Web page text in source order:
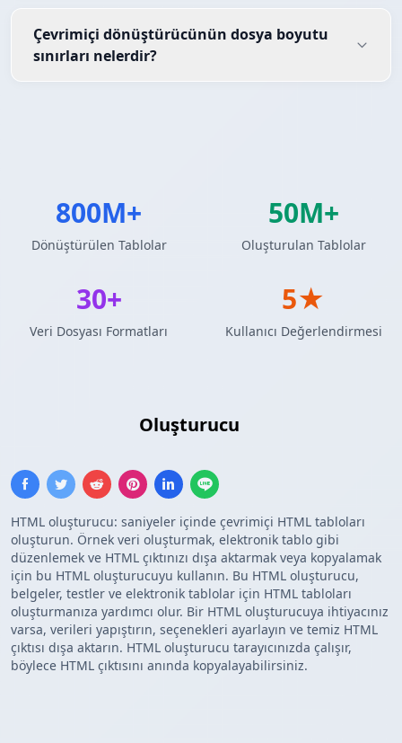
Oluşturucu
HTML oluşturucu: saniyeler içinde çevrimiçi HTML tabloları
oluşturun. Örnek veri oluşturmak, elektronik tablo gibi
düzenlemek ve HTML çıktınızı dışa aktarmak veya kopyalamak
için bu HTML oluşturucuyu kullanın. Bu HTML oluşturucu,
belgeler, testler ve elektronik tablolar için HTML tabloları
oluşturmanıza yardımcı olur. Bir HTML oluşturucuya ihtiyacınız
varsa, verileri yapıştırın, seçenekleri ayarlayın ve temiz HTML
çıktısı dışa aktarın. HTML oluşturucu tarayıcınızda çalışır,
böylece HTML çıktısını anında kopyalayabilirsiniz.
Çevrimiçi dönüştürücünün dosya boyutu
sınırları nelerdir?
800M+
Dönüştürülen Tablolar
50M+
Oluşturulan Tablolar
30+
Veri Dosyası Formatları
5★
Kullanıcı Değerlendirmesi